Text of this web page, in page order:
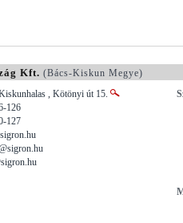
Kft. (Bács-Kiskun Megye)
, Kötönyi út 15.
126
127